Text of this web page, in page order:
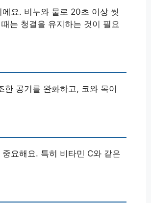
요. 비누와 물로 20초 이상 씻
는 청결을 유지하는 것이 필요
공기를 완화하고, 코와 목이
요해요. 특히 비타민 C와 같은